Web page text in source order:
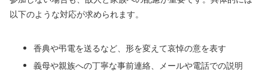
以下のような対応が求められます。
香典や弔電を送るなど、形を変えて哀悼の意を表す
義母や親族への丁寧な事前連絡、メールや電話での説明